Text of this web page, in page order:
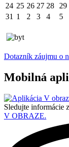
24 25 26 27 28 29
31 1 2 3 4 5
Dotazník záujmu o
Mobilná
Sledujte informácie
V OBRAZE.